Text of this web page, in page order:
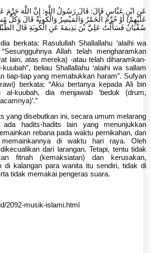
عَنِ ابْنِ عَبَّاسٍ قَالَ: قَالَ رَسُولُ اللَّهِ: إِنَّ اللَّهَ حَرَّمَ
عَلَيْهِمْ) أَوْ حُرِّمَ الْخَمْرُ وَالْمَيْسِرُ وَالْكُوبَةُ قَالَ وَكُلُّ
سُفْيَانُ فَسَأَلْتُ عَلِيَّ بْنَ بَذِيمَةَ عَنِ الْكُوبَةِ قَالَ
berkata: Rasulullah Shallallahu ‘alaihi wa
Allah telah mengharamkan
lain, atas mereka) -atau telah diharamkan-
beliau Shallallahu ‘alaihi wa sallam
tiap-tiap yang memabukkan haram”. Sufyan
berkata: “Aku bertanya kepada Ali bin
al-kuubah, dia menjawab ‘beduk (drum,
yang disebutkan ini, secara umum melarang
ada hadits-hadits lain yang menunjukkan
rebana pada waktu pernikahan, dan
di waktu hari raya. Oleh
dari larangan. Tetapi, tentu tidak
fitnah (kemaksiatan) dan kerusakan,
di kalangan para wanita itu sendiri, tidak di
tidak memakai pengeras suara.
2092-musik-islami.html